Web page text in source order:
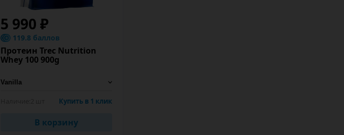
5 990 ₽
119.8 баллов
Протеин Trec Nutrition
Whey 100 900g
Купить в 1 клик
В корзину